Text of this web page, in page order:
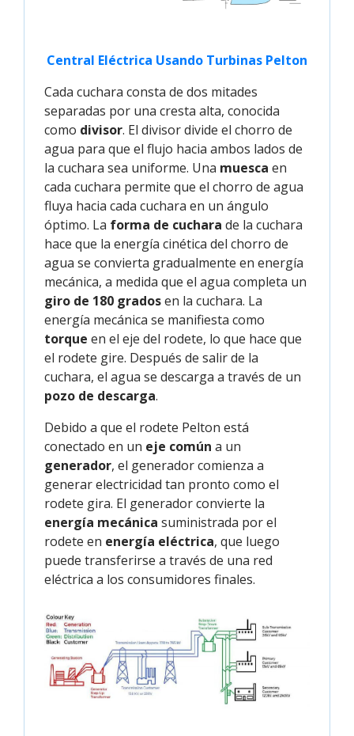
Central Eléctrica Usando Turbinas Pelton
Cada cuchara consta de dos mitades
separadas por una cresta alta, conocida
como divisor. El divisor divide el chorro de
agua para que el flujo hacia ambos lados de
la cuchara sea uniforme. Una muesca en
cada cuchara permite que el chorro de agua
fluya hacia cada cuchara en un ángulo
óptimo. La forma de cuchara de la cuchara
hace que la energía cinética del chorro de
agua se convierta gradualmente en energía
mecánica, a medida que el agua completa un
giro de 180 gradosen la cuchara. La
energía mecánica se manifiesta como
torque en el eje del rodete, lo que hace que
el rodete gire. Después de salir de la
cuchara, el agua se descarga a través de un
pozo de descarga.
Debido a que el rodete Pelton está
conectado en un eje común a un
generador, el generador comienza a
generar electricidad tan pronto como el
rodete gira. El generador convierte la
energía mecánica suministrada por el
rodete en energía eléctrica, que luego
puede transferirse a través de una red
eléctrica a los consumidores finales.